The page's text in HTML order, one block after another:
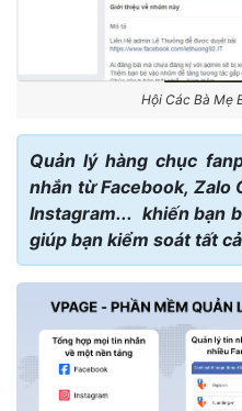
Hội Các Bà Mẹ
Quản lý hàng chục
nhắn từ Facebook, Zalo
Instagram... khiến bạn
giúp bạn kiểm soát tất